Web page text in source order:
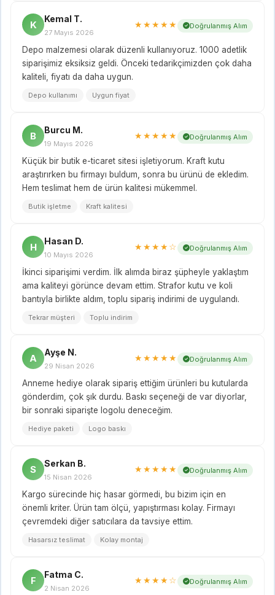
K
Kemal T.
27 Mayıs 2026
★★★★★ Doğrulanmış Alım
Depo malzemesi olarak düzenli kullanıyoruz. 1000 adetlik
siparişimiz eksiksiz geldi. Önceki tedarikçimizden çok daha
kaliteli, fiyatı da daha uygun.
Depo kullanımı Uygun fiyat
B
Burcu M.
19 Mayıs 2026
★★★★★ Doğrulanmış Alım
Küçük bir butik e-ticaret sitesi işletiyorum. Kraft kutu
araştırırken bu firmayı buldum, sonra bu ürünü de ekledim.
Hem teslimat hem de ürün kalitesi mükemmel.
Butik işletme Kraft kalitesi
H
Hasan D.
10 Mayıs 2026
★★★★☆ Doğrulanmış Alım
İkinci siparişimi verdim. İlk alımda biraz şüpheyle yaklaştım
ama kaliteyi görünce devam ettim. Strafor kutu ve koli
bantıyla birlikte aldım, toplu sipariş indirimi de uygulandı.
Tekrar müşteri Toplu indirim
A
Ayşe N.
29 Nisan 2026
★★★★★ Doğrulanmış Alım
Anneme hediye olarak sipariş ettiğim ürünleri bu kutularda
gönderdim, çok şık durdu. Baskı seçeneği de var diyorlar,
bir sonraki siparişte logolu deneceğim.
Hediye paketi Logo baskı
S
Serkan B.
15 Nisan 2026
★★★★★ Doğrulanmış Alım
Kargo sürecinde hiç hasar görmedi, bu bizim için en
önemli kriter. Ürün tam ölçü, yapıştırması kolay. Firmayı
çevremdeki diğer satıcılara da tavsiye ettim.
Hasarsız teslimat Kolay montaj
F
Fatma C.
2 Nisan 2026
★★★★☆ Doğrulanmış Alım